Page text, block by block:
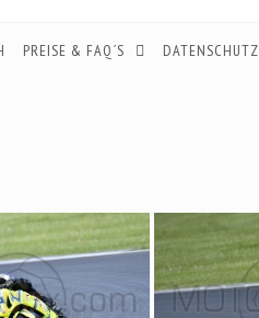
PREISE & FAQ´S DATENSCHUTZ